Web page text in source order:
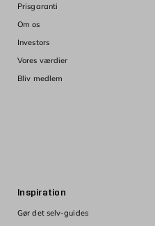
Prisgaranti
Om os
Investors
Vores værdier
Bliv medlem
Inspiration
Gør det selv-guides